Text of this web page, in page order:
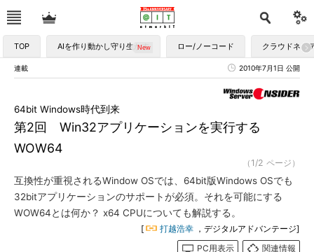
TOP AIを作り動かし守り生かす ロー/ノーコード クラウドネイ
連載 2010年7月1日 公開
第2回 Win32アプリケーションを実行する
WOW64
64bit Windows時代到来
（1/2 ページ）
互換性が重視されるWindow OSでは、64bit版Windows OSでも
32bitアプリケーションのサポートが必須。それを可能にする
WOW64とは何か？ x64 CPUについても解説する。
[ 打越浩幸 ，デジタルアドバンテージ]
PC用表示
関連情報